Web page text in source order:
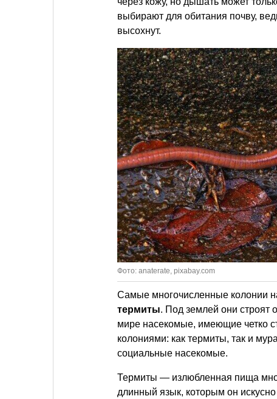
выбирают для обитания почву,
высохнут.
Фото: anaterate, pixabay.com
Самые многочисленные колонии
термиты. Под землей они строят
мире насекомые, имеющие четко
колониями: как термиты, так и
социальные насекомые.
Термиты — излюбленная пища
длинный язык, которым он